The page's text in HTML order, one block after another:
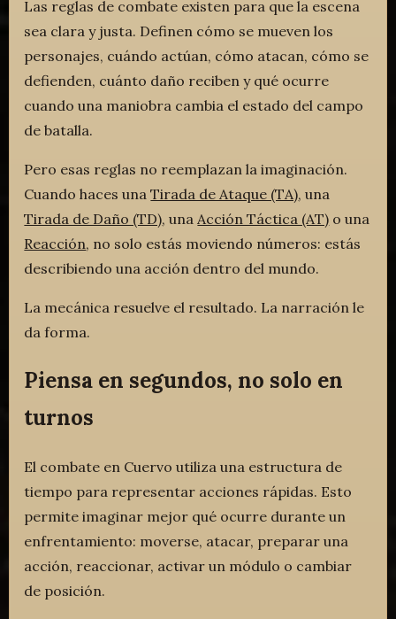
Las reglas de combate existen para que la escena
sea clara y justa. Definen cómo se mueven los
personajes, cuándo actúan, cómo atacan, cómo se
defienden, cuánto daño reciben y qué ocurre
cuando una maniobra cambia el estado del campo
de batalla.
Pero esas reglas no reemplazan la imaginación.
Cuando haces unaTirada de Ataque (TA), una
Tirada de Daño (TD), una Acción Táctica (AT) o una
Reacción, no solo estás moviendo números: estás
describiendo una acción dentro del mundo.
La mecánica resuelve el resultado. La narración le
da forma.
Piensa en segundos, no solo en
turnos
El combate en Cuervo utiliza una estructura de
tiempo para representar acciones rápidas. Esto
permite imaginar mejor qué ocurre durante un
enfrentamiento: moverse, atacar, preparar una
acción, reaccionar, activar un módulo o cambiar
de posición.